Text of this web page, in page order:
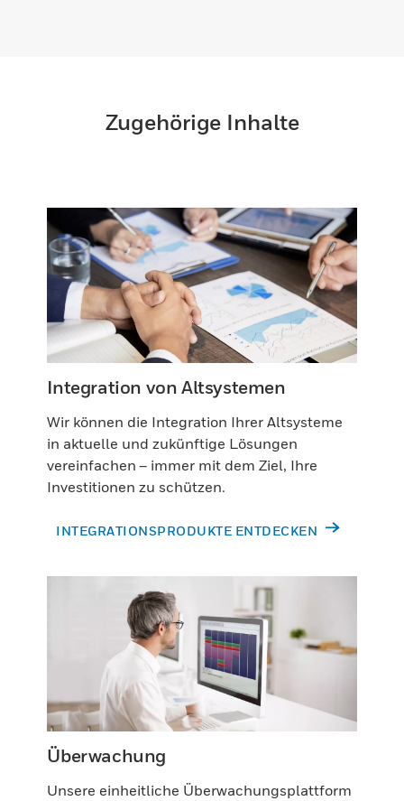
Zugehörige Inhalte
Integration von Altsystemen
Wir können die Integration Ihrer Altsysteme
in aktuelle und zukünftige Lösungen
vereinfachen – immer mit dem Ziel, Ihre
Investitionen zu schützen.
INTEGRATIONSPRODUKTE ENTDECKEN
Überwachung
Unsere einheitliche Überwachungsplattform